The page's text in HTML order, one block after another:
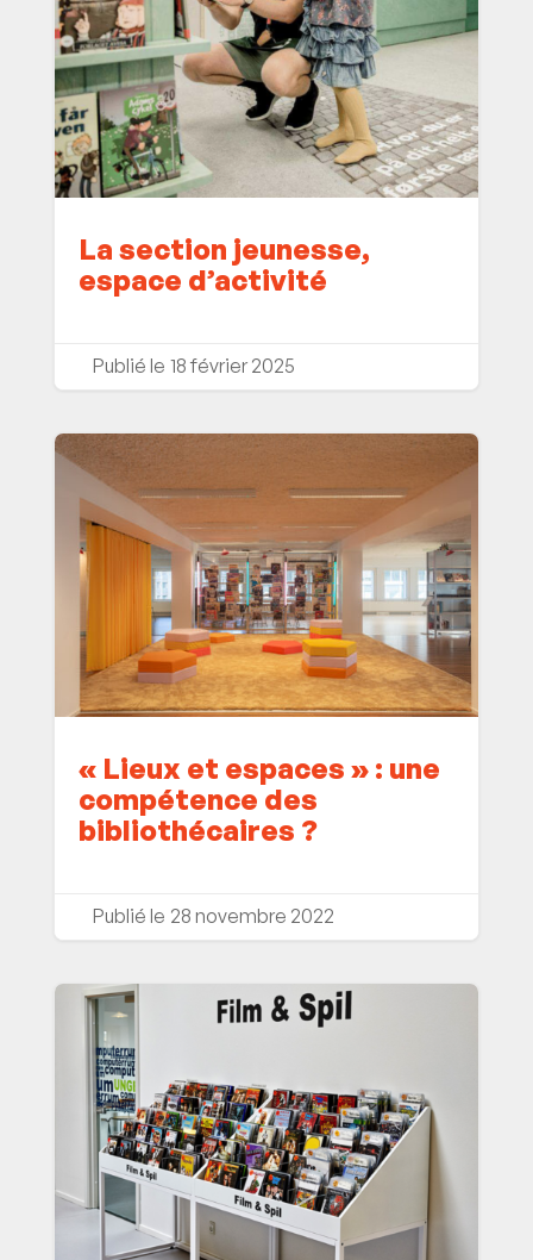
La section jeunesse,
espace d’activité
18 février 2025
« Lieux et espaces » : une
compétence des
bibliothécaires ?
28 novembre 2022